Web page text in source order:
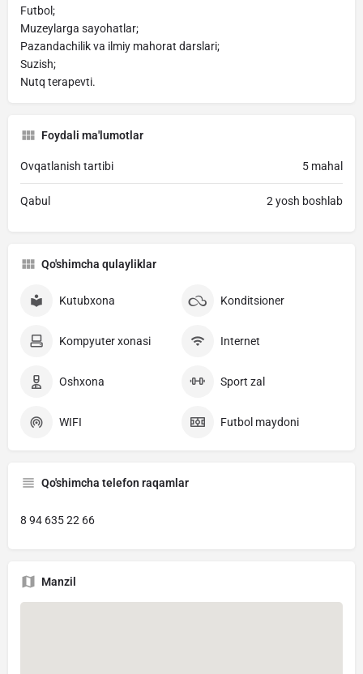
Futbol;
Muzeylarga sayohatlar;
Pazandachilik va ilmiy mahorat darslari;
Suzish;
Nutq terapevti.
Foydali ma'lumotlar
Ovqatlanish tartibi 5 mahal
Qabul 2 yosh boshlab
Qo'shimcha qulayliklar
Kutubxona Konditsioner
Kompyuter xonasi Internet
Oshxona Sport zal
WIFI Futbol maydoni
Qo'shimcha telefon raqamlar
8 94 635 22 66
Manzil